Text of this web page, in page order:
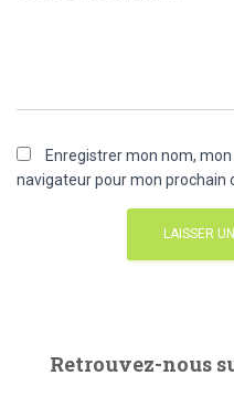
Enregistrer mon nom,
navigateur pour mon prochain
Retrouvez-nous